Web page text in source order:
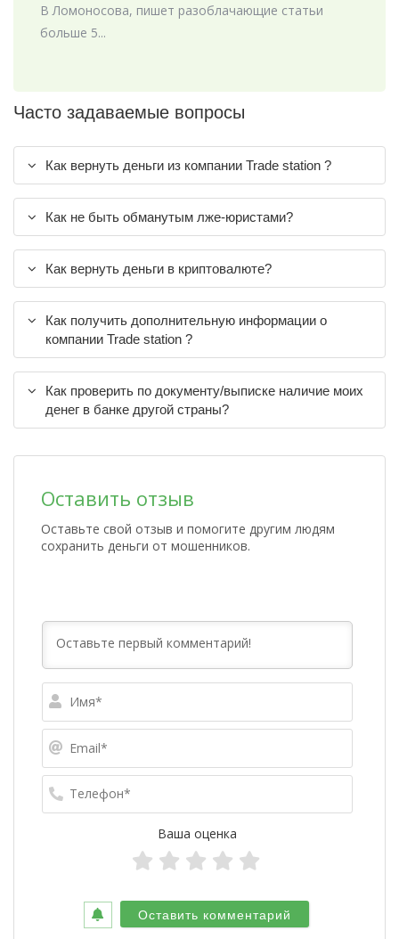
В Ломоносова, пишет разоблачающие статьи
больше 5...
Часто задаваемые вопросы
Как вернуть деньги из компании Trade station ?
Как не быть обманутым лже-юристами?
Как вернуть деньги в криптовалюте?
Как получить дополнительную информации о
компании Trade station ?
Как проверить по документу/выписке наличие моих
денег в банке другой страны?
Оставить отзыв
Оставьте свой отзыв и помогите другим людям
сохранить деньги от мошенников.
Ваша оценка